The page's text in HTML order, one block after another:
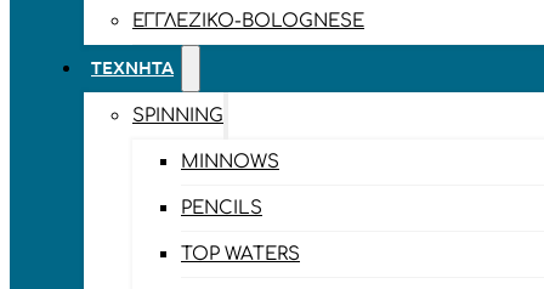
ΕΓΓΛΈΖΙΚΟ-BOLOGNESE
ΤΕΧΝΗΤΆ
SPINNING
MINNOWS
PENCILS
TOP WATERS